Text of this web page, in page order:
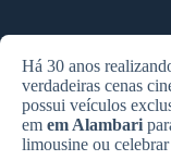
Há 30 anos
verdadeiras cenas
possui veículos
em em Alambari
limousine ou